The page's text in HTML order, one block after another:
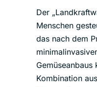
Der
Menschen
das nach dem
Kombination